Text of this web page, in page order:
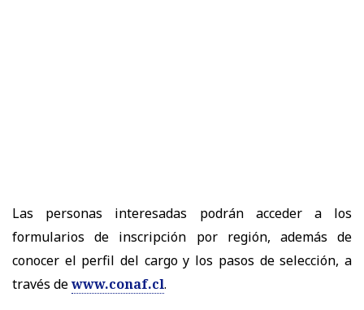
Las personas interesadas podrán acceder a los
formularios de inscripción por región, además de
conocer el perfil del cargo y los pasos de selección, a
través dewww.conaf.cl.